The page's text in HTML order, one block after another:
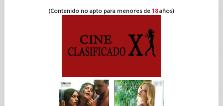
(Contenido no apto para menores de 18años)